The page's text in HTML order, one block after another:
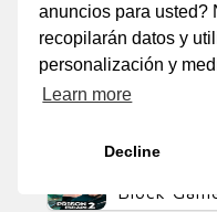
anuncios para usted?
recopilarán datos y
personalización y
Learn more
Decline
Endless
Merge
Puzzle
Block